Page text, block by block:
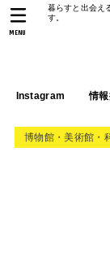
暮らすと出会え
す。
Instagram 情
MENU
博物館・美術館・